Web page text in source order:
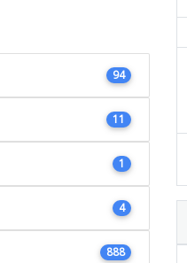
94
11
1
4
888